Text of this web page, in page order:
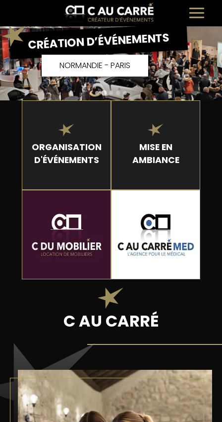
Panneau de gestion des cookies
CRÉATION D’ÉVÉNEMENTS
NORMANDIE - PARIS
ORGANISATION
D'ÉVÉNEMENTS
MISE EN
AMBIANCE
C AU CARRÉ